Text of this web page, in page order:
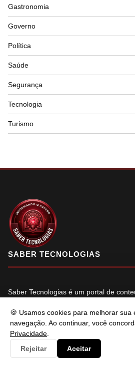
🍪 Usamos cookies para melhorar sua
navegação. Ao continuar, você
Privacidade
Rejeitar
Aceitar
Gastronomia
Governo
Política
Saúde
Segurança
Tecnologia
Turismo
SABER TECNOLOGIAS
Saber Tecnologias é um portal de
eficaz. Fique à vontade para entrar em
f X in YT